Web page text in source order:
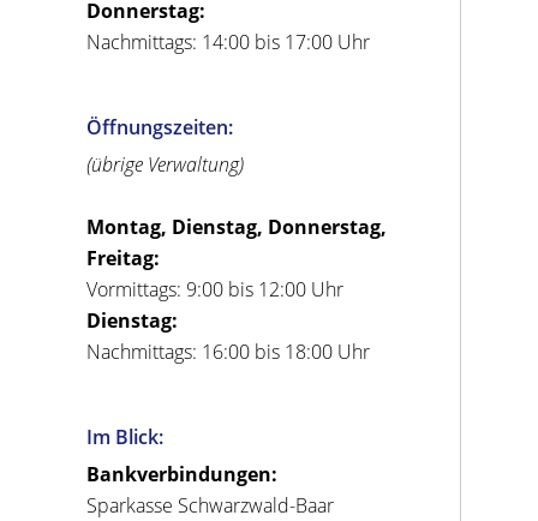
Donnerstag:
Nachmittags: 14:00 bis 17:00 Uhr
Öffnungszeiten:
(übrige Verwaltung)
Montag, Dienstag, Donnerstag,
Freitag:
Vormittags: 9:00 bis 12:00 Uhr
Dienstag:
Nachmittags: 16:00 bis 18:00 Uhr
Im Blick:
Bankverbindungen:
Sparkasse Schwarzwald-Baar